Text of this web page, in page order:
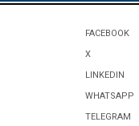
FACEBOOK
X
LINKEDIN
WHATSAPP
TELEGRAM